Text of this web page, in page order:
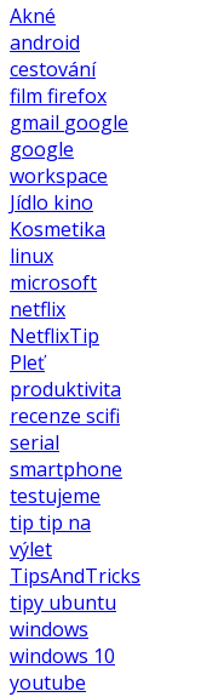
Akné
android
cestování
film firefox
gmail google
google
workspace
Jídlo kino
Kosmetika
linux
microsoft
netflix
NetflixTip
Pleť
produktivita
recenze scifi
serial
smartphone
testujeme
tip tip na
výlet
TipsAndTricks
tipy ubuntu
windows
windows 10
youtube